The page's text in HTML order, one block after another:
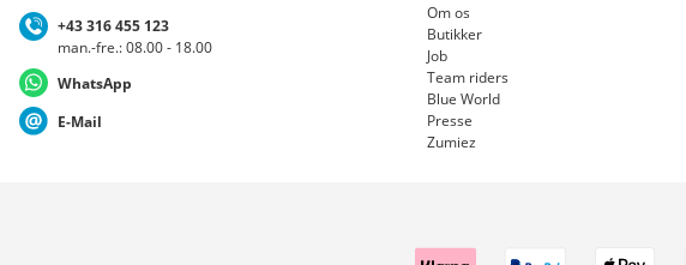
+43 316 455 123
man.-fre.: 08.00 - 18.00
WhatsApp
E-Mail
Om os
Butikker
Job
Team riders
Blue World
Presse
Zumiez